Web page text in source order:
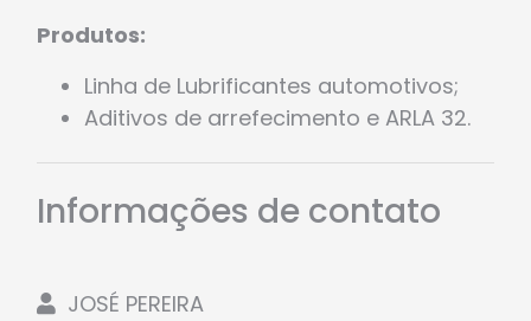
Produtos:
Linha de Lubrificantes automotivos;
Aditivos de arrefecimento e ARLA 32.
Informações de contato
JOSÉ PEREIRA